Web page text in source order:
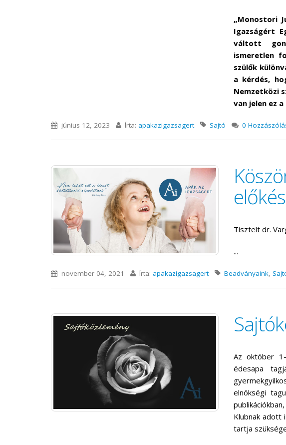
„Monostori
Igazságért
váltott
ismeretlen
szülők
a kérdés,
Nemzetközi
van jelen ez
június 12, 2023 Írta: apakazigazsagert Sajtó 0
Tisztelt dr.
...
november 04, 2021 Írta: apakazigazsagert Beadványaink,
Az október
édesapa
elnökségi
Klubnak adott
tartja